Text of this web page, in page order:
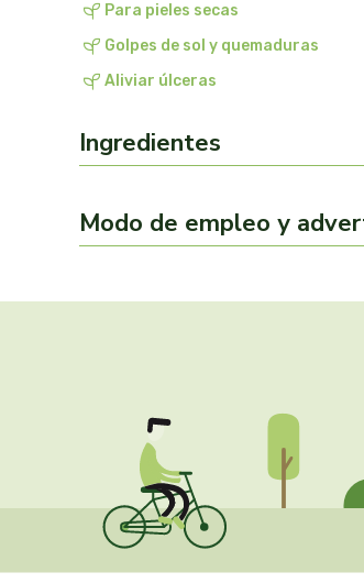
Para pieles secas
Golpes de sol y quemaduras
Aliviar úlceras
Ingredientes
Modo de empleo y